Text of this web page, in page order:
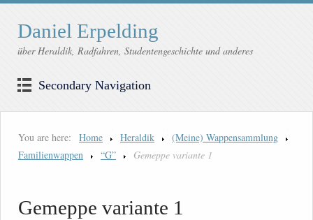
Daniel Erpelding
über Heraldik, Radfahren, Studentengeschichte und anderes
Secondary Navigation
You are here: Home Heraldik
(Meine) Wappensammlung
Familienwappen
“G” Gemeppe variante 1
Gemeppe variante 1